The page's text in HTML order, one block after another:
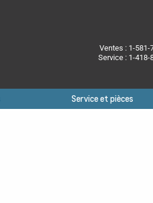
Ventes : 1-581-
Service : 1-418-
Service et pièces